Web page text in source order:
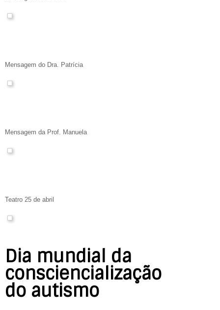
Mensagem do Dra. Patrícia
Mensagem da Prof. Manuela
Teatro 25 de abril
Dia mundial da
consciencialização
do autismo